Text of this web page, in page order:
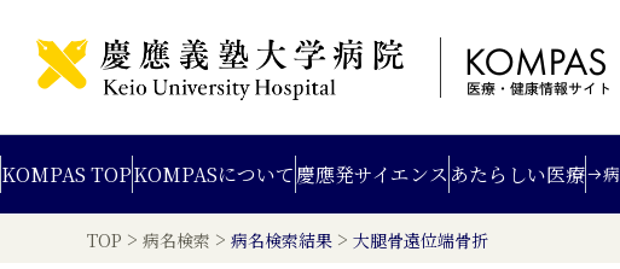
KOMPAS TOPKOMPASについて慶應発サイエンス あたらしい医療
TOP > 病名検索 > 病名検索結果 > 大腿骨遠位端骨折